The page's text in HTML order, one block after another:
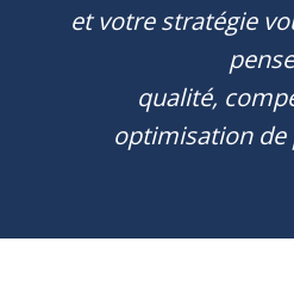
et votre stratégie
qualité,
optimisation